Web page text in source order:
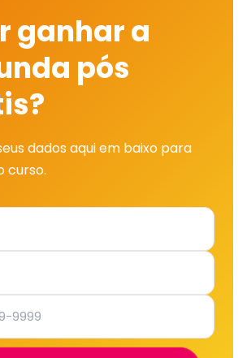
ganhar a
pós
dados aqui em baixo para
curso.